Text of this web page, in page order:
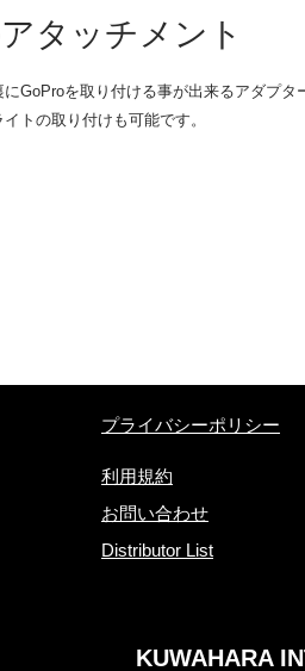
タッチメント
GoProを取り付ける事が出来るアダプタ
トの取り付けも可能です。
プライバシーポリシー
利用規約
お問い合わせ
Distributor List
KUWAHARA